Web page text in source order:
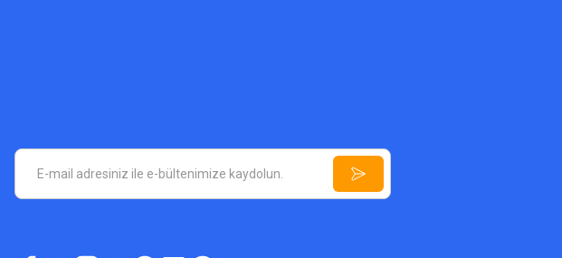
ASYA DEDEKTÖR TEKNOLOJILERI
A6 Plus Dedektör Fiyatı
A5 Plus Dedektör Fiyatları